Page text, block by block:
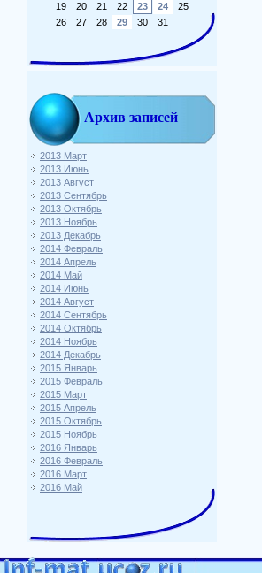
19
20 21 22 23 24
25
26
27 28 29 30 31
Архив записей
2013 Март
2013 Июнь
2013 Август
2013 Сентябрь
2013 Октябрь
2013 Ноябрь
2013 Декабрь
2014 Февраль
2014 Апрель
2014 Май
2014 Июнь
2014 Август
2014 Сентябрь
2014 Октябрь
2014 Ноябрь
2014 Декабрь
2015 Январь
2015 Февраль
2015 Март
2015 Апрель
2015 Октябрь
2015 Ноябрь
2016 Январь
2016 Февраль
2016 Март
2016 Май